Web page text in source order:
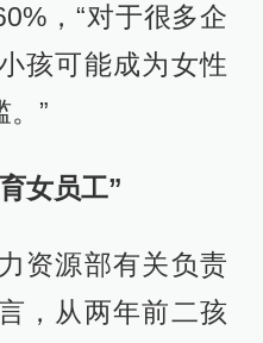
，“对于很多企
孩可能成为女性
。”
女员工”
资源部有关负责
，从两年前二孩